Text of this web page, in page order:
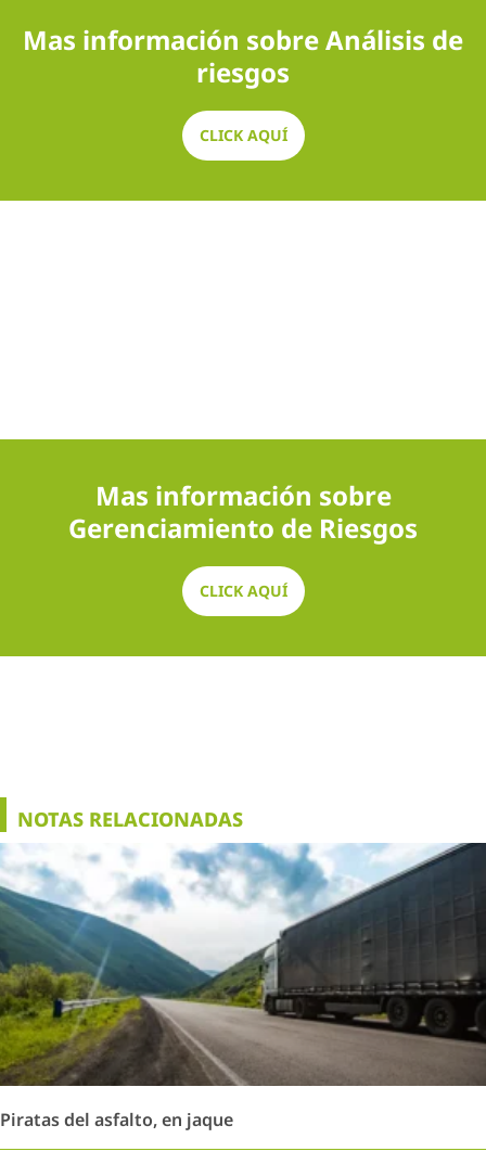
Mas información sobre Análisis de
riesgos
CLICK AQUÍ
Mas información sobre
Gerenciamiento de Riesgos
CLICK AQUÍ
NOTAS RELACIONADAS
Piratas del asfalto, en jaque